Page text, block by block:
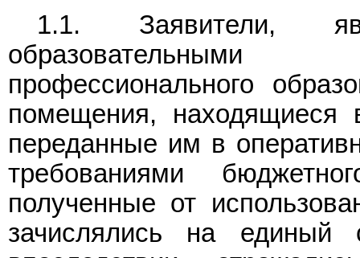
1.1. Заявители,
профессионального
помещения, находящиеся
переданные им в
требованиями
полученные от
зачислялись на единый